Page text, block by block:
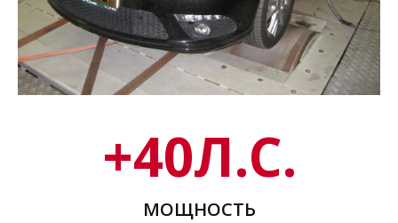
+40Л.С.
МОЩНОСТЬ